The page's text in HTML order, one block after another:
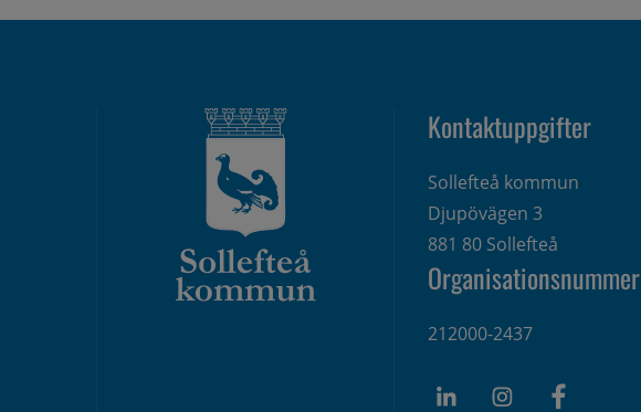
Kontaktuppgifter
Sollefteå kommun
Djupövägen 3
881 80 Sollefteå
Organisationsnummer
212000-2437